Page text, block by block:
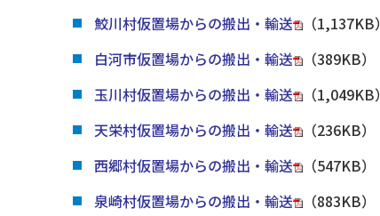
鮫川村仮置場からの搬出・輸送
（1,137KB）
白河市仮置場からの搬出・輸送
（389KB）
玉川村仮置場からの搬出・輸送
（1,049KB）
天栄村仮置場からの搬出・輸送
（236KB）
西郷村仮置場からの搬出・輸送
（547KB）
泉崎村仮置場からの搬出・輸送
（883KB）